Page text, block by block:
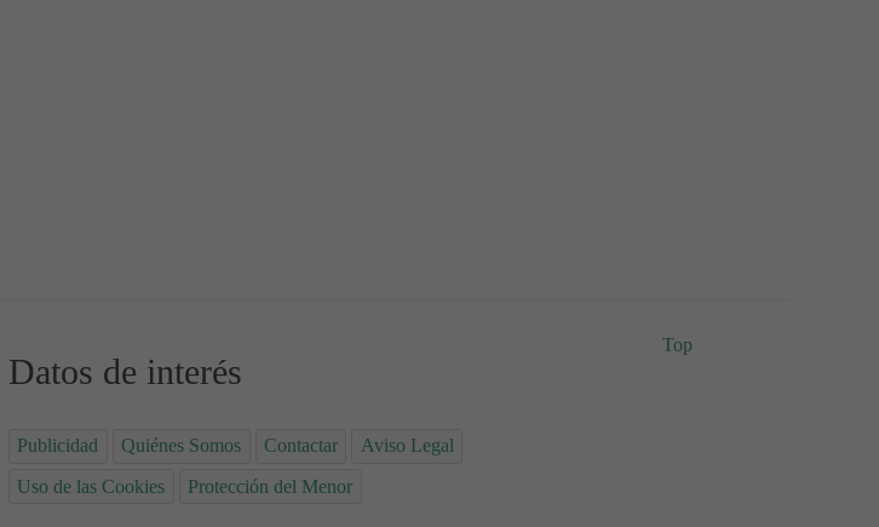
Datos de interés
Publicidad Quiénes Somos Contactar
Aviso Legal
Uso de las Cookies
Protección del Menor
Top